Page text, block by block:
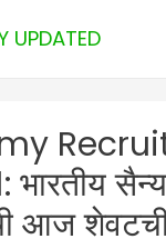
UPDATED
आज